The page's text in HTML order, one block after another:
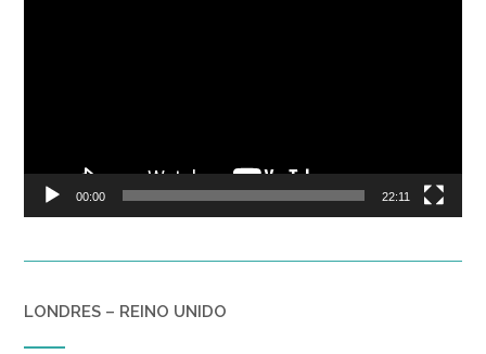
00:00 22:11
LONDRES – REINO UNIDO